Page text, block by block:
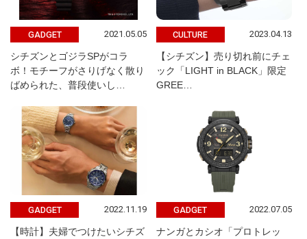
GADGET 2021.05.05
シチズンとゴジラSPがコラ
ボ！モチーフがさりげなく散り
ばめられた、普段使いし…
CULTURE 2023.04.13
【シチズン】売り切れ前にチェ
ック「LIGHT in BLACK」限定
GREE…
GADGET 2022.11.19
【時計】夫婦でつけたいシチズ
GADGET 2022.07.05
ナンガとカシオ「プロトレッ